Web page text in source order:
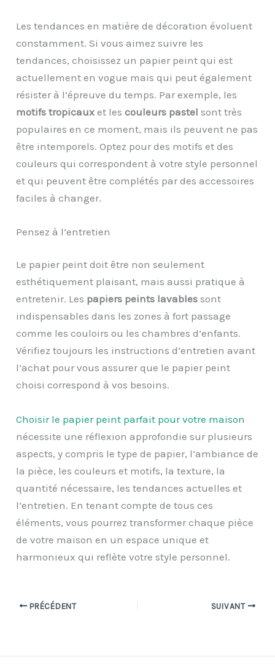
Les tendances en matière de décoration évoluent
constamment. Si vous aimez suivre les
tendances, choisissez un papier peint qui est
actuellement en vogue mais qui peut également
résister à l’épreuve du temps. Par exemple, les
motifs tropicaux et lescouleurs pastel sont très
populaires en ce moment, mais ils peuvent ne pas
être intemporels. Optez pour des motifs et des
couleurs qui correspondent à votre style personnel
et qui peuvent être complétés par des accessoires
faciles à changer.
Pensez à l’entretien
Le papier peint doit être non seulement
esthétiquement plaisant, mais aussi pratique à
entretenir. Les papiers peints lavables sont
indispensables dans les zones à fort passage
comme les couloirs ou les chambres d’enfants.
Vérifiez toujours les instructions d’entretien avant
l’achat pour vous assurer que le papier peint
choisi correspond à vos besoins.
Choisir le papier peint parfait pour votre maison
nécessite une réflexion approfondie sur plusieurs
aspects, y compris le type de papier, l’ambiance de
la pièce, les couleurs et motifs, la texture, la
quantité nécessaire, les tendances actuelles et
l’entretien. En tenant compte de tous ces
éléments, vous pourrez transformer chaque pièce
de votre maison en un espace unique et
harmonieux qui reflète votre style personnel.
PRÉCÉDENT SUIVANT